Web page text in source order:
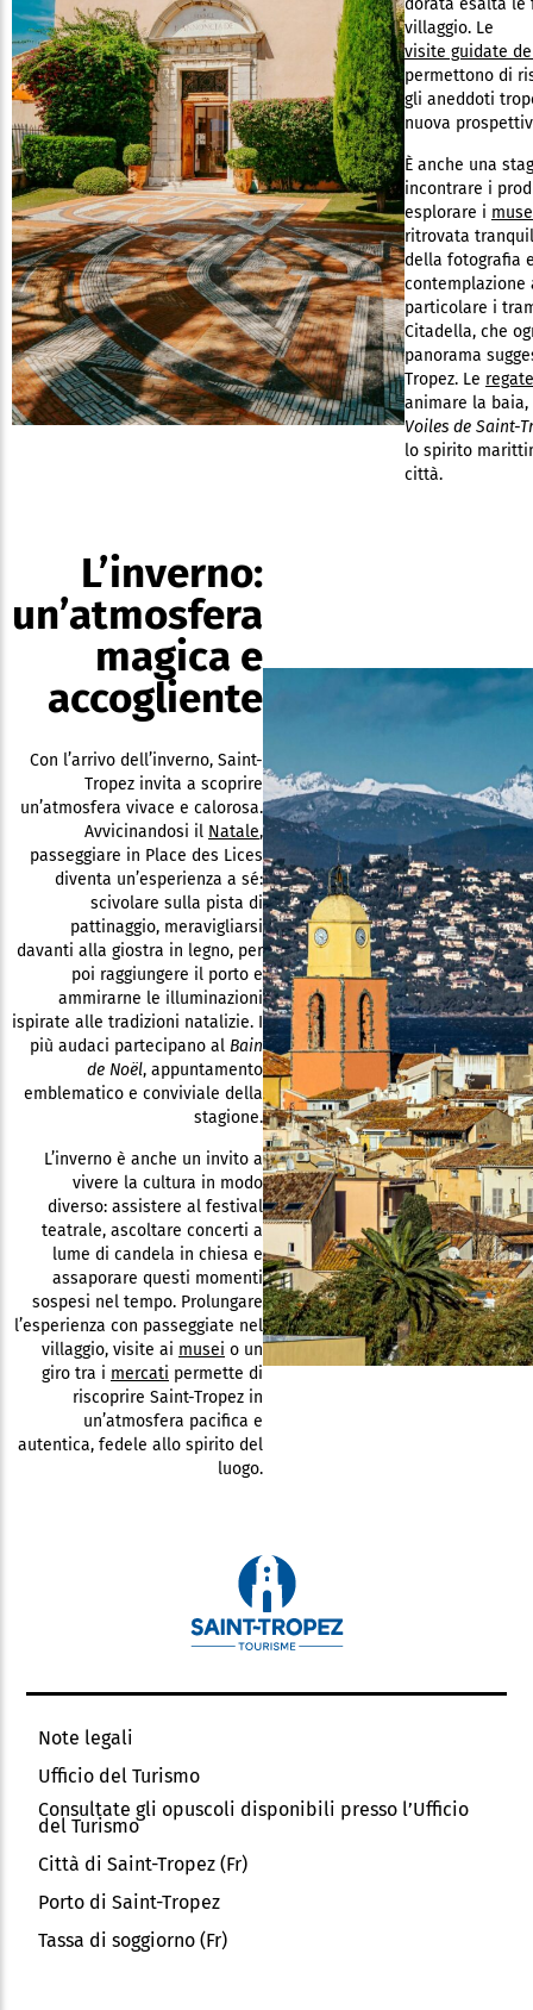
dorata esalta le
villaggio. Le
visite guidate
permettono di
gli aneddoti
nuova
È anche una
incontrare i
esplorare i
ritrovata
della fotografia
contemplazione
particolare i
Citadella, che
panorama
Tropez. Le regate
animare la
Voiles de Saint-
lo spirito
città.
L’inverno:
un’atmosfera
magica e
accogliente
Con l’arrivo dell’inverno, Saint-
Tropez invita a scoprire
un’atmosfera vivace e calorosa.
Avvicinandosi il Natale,
passeggiare in Place des Lices
diventa un’esperienza a sé:
scivolare sulla pista di
pattinaggio, meravigliarsi
davanti alla giostra in legno, per
poi raggiungere il porto e
ammirarne le illuminazioni
ispirate alle tradizioni natalizie. I
più audaci partecipano al Bain
de Noël, appuntamento
emblematico e conviviale della
stagione.
L’inverno è anche un invito a
vivere la cultura in modo
diverso: assistere al festival
teatrale, ascoltare concerti a
lume di candela in chiesa e
assaporare questi momenti
sospesi nel tempo. Prolungare
l’esperienza con passeggiate nel
villaggio, visite ai musei o un
giro tra i mercati permette di
riscoprire Saint-Tropez in
un’atmosfera pacifica e
autentica, fedele allo spirito del
luogo.
Note legali
Ufficio del Turismo
Consultate gli opuscoli disponibili presso l’Ufficio
del Turismo
Città di Saint-Tropez (Fr)
Porto di Saint-Tropez
Tassa di soggiorno (Fr)